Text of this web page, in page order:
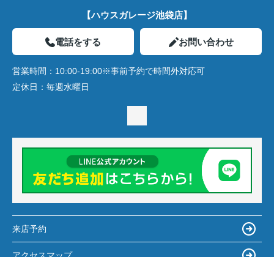
【ハウスガレージ池袋店】
電話をする お問い合わせ
営業時間： 10:00-19:00※事前予約で時間外対応可
定休日： 毎週水曜日
来店予約